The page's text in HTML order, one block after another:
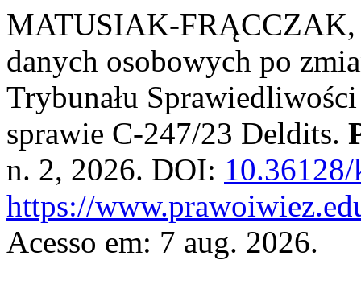
MATUSIAK-FRĄCCZAK,
danych osobowych po
Trybunału
sprawie C-247/23 Deldits.
n. 2, 2026. DOI:
https://
Acesso em: 7 aug. 2026.